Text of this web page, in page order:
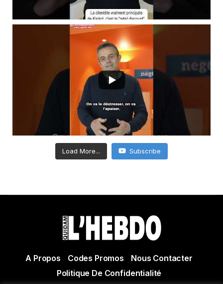
Load More... Subscribe
A Propos Codes Promos
Nous Contacter
Politique De Confidentialité